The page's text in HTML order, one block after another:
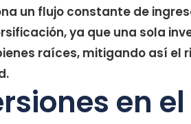
un flujo constante de
ya que una sola
raíces, mitigando así el
en